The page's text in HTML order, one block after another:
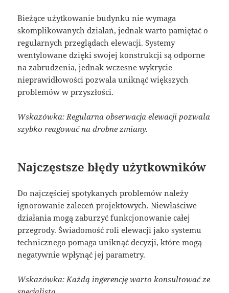
Bieżące użytkowanie budynku nie wymaga
skomplikowanych działań, jednak warto pamiętać o
regularnych przeglądach elewacji. Systemy
wentylowane dzięki swojej konstrukcji są odporne
na zabrudzenia, jednak wczesne wykrycie
nieprawidłowości pozwala uniknąć większych
problemów w przyszłości.
Wskazówka: Regularna obserwacja elewacji pozwala
szybko reagować na drobne zmiany.
Najczęstsze błędy użytkowników
Do najczęściej spotykanych problemów należy
ignorowanie zaleceń projektowych. Niewłaściwe
działania mogą zaburzyć funkcjonowanie całej
przegrody. Świadomość roli elewacji jako systemu
technicznego pomaga uniknąć decyzji, które mogą
negatywnie wpłynąć jej parametry.
Wskazówka: Każdą ingerencję warto konsultować ze